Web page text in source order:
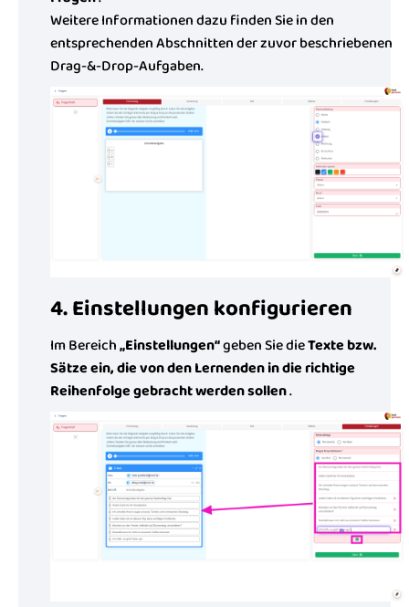
Weitere Informationen dazu finden Sie in den
entsprechenden Abschnitten der zuvor beschriebenen
Drag-&-Drop-Aufgaben.
4. Einstellungen konfigurieren
Im Bereich„Einstellungen“geben Sie dieTexte bzw.
Sätze ein, die von den Lernenden in die richtige
Reihenfolge gebracht werden sollen.